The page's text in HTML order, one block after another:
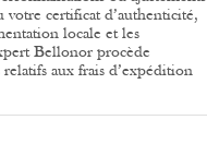
votre certificat d’authenticité,
locale et les
Bellonor procède
aux frais d’expédition